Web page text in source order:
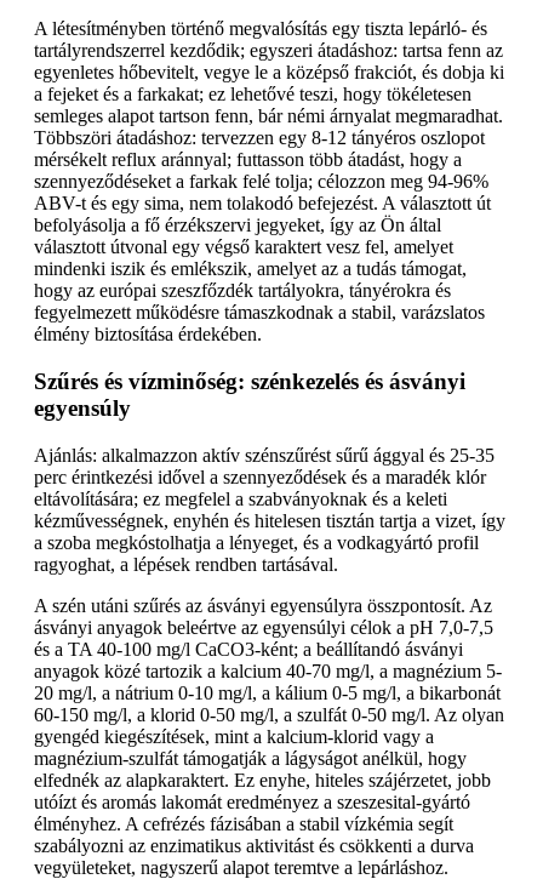
A létesítményben történő megvalósítás egy tiszta lepárló- és
tartályrendszerrel kezdődik; egyszeri átadáshoz: tartsa fenn az
egyenletes hőbevitelt, vegye le a középső frakciót, és dobja ki
a fejeket és a farkakat; ez lehetővé teszi, hogy tökéletesen
semleges alapot tartson fenn, bár némi árnyalat megmaradhat.
Többszöri átadáshoz: tervezzen egy 8-12 tányéros oszlopot
mérsékelt reflux aránnyal; futtasson több átadást, hogy a
szennyeződéseket a farkak felé tolja; célozzon meg 94-96%
ABV-t és egy sima, nem tolakodó befejezést. A választott út
befolyásolja a fő érzékszervi jegyeket, így az Ön által
választott útvonal egy végső karaktert vesz fel, amelyet
mindenki iszik és emlékszik, amelyet az a tudás támogat,
hogy az európai szeszfőzdék tartályokra, tányérokra és
fegyelmezett működésre támaszkodnak a stabil, varázslatos
élmény biztosítása érdekében.
Szűrés és vízminőség: szénkezelés és ásványi
egyensúly
Ajánlás: alkalmazzon aktív szénszűrést sűrű ággyal és 25-35
perc érintkezési idővel a szennyeződések és a maradék klór
eltávolítására; ez megfelel a szabványoknak és a keleti
kézművességnek, enyhén és hitelesen tisztán tartja a vizet, így
a szoba megkóstolhatja a lényeget, és a vodkagyártó profil
ragyoghat, a lépések rendben tartásával.
A szén utáni szűrés az ásványi egyensúlyra összpontosít. Az
ásványi anyagok beleértve az egyensúlyi célok a pH 7,0-7,5
és a TA 40-100 mg/l CaCO3-ként; a beállítandó ásványi
anyagok közé tartozik a kalcium 40-70 mg/l, a magnézium 5-
20 mg/l, a nátrium 0-10 mg/l, a kálium 0-5 mg/l, a bikarbonát
60-150 mg/l, a klorid 0-50 mg/l, a szulfát 0-50 mg/l. Az olyan
gyengéd kiegészítések, mint a kalcium-klorid vagy a
magnézium-szulfát támogatják a lágyságot anélkül, hogy
elfednék az alapkaraktert. Ez enyhe, hiteles szájérzetet, jobb
utóízt és aromás lakomát eredményez a szeszesital-gyártó
élményhez. A cefrézés fázisában a stabil vízkémia segít
szabályozni az enzimatikus aktivitást és csökkenti a durva
vegyületeket, nagyszerű alapot teremtve a lepárláshoz.